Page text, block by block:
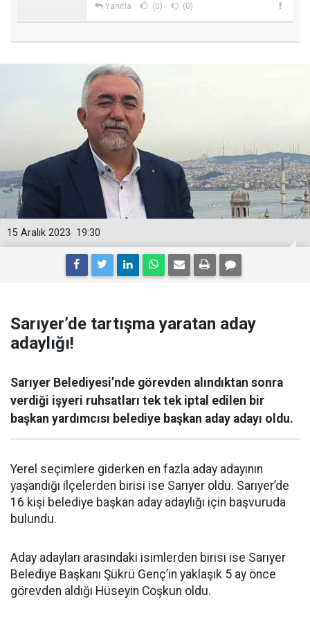
Yanıtla (0) (0)
19:30
15 Aralık 2023
Sarıyer’de tartışma yaratan aday
adaylığı!
Sarıyer Belediyesi’nde görevden alındıktan sonra
verdiği işyeri ruhsatları tek tek iptal edilen bir
başkan yardımcısı belediye başkan aday adayı oldu.
Yerel seçimlere giderken en fazla aday adayının
yaşandığı ilçelerden birisi ise Sarıyer oldu. Sarıyer’de
16 kişi belediye başkan aday adaylığı için başvuruda
bulundu.
Aday adayları arasındaki isimlerden birisi ise Sarıyer
Belediye Başkanı Şükrü Genç’in yaklaşık 5 ay önce
görevden aldığı Hüseyin Coşkun oldu.